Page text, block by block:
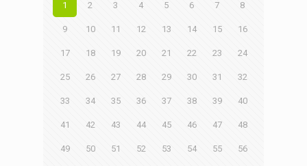
1 2 3 4 5 6 7 8
9 10 11 12 13 14 15 16
17 18 19 20 21 22 23 24
25 26 27 28 29 30 31 32
33 34 35 36 37 38 39 40
41 42 43 44 45 46 47 48
49 50 51 52 53 54 55 56